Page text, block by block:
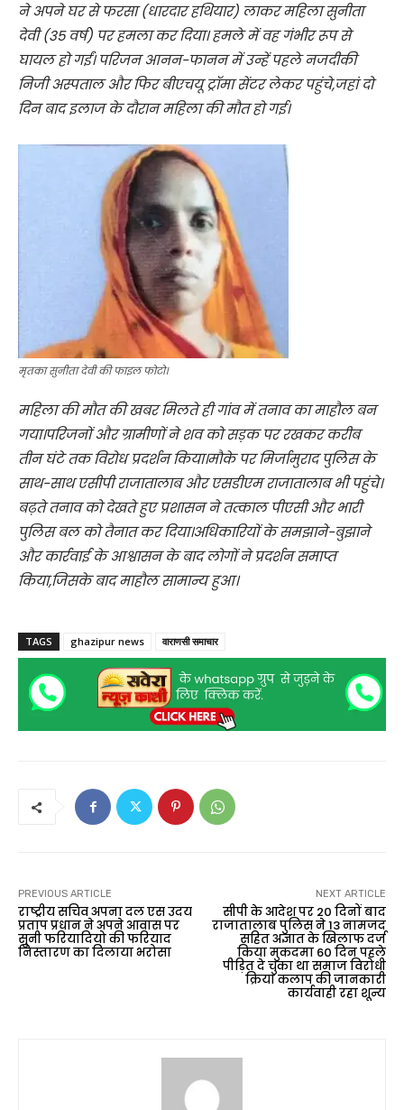
ने अपने घर से फरसा (धारदार हथियार) लाकर महिला सुनीता
देवी (35 वर्ष) पर हमला कर दिया। हमले में वह गंभीर रूप से
घायल हो गईं। परिजन आनन-फानन में उन्हें पहले नजदीकी
निजी अस्पताल और फिर बीएचयू ट्रॉमा सेंटर लेकर पहुंचे,जहां दो
दिन बाद इलाज के दौरान महिला की मौत हो गई।
मृतका सुनीता देवी की फाइल फोटो।
महिला की मौत की खबर मिलते ही गांव में तनाव का माहौल बन
गया।परिजनों और ग्रामीणों ने शव को सड़क पर रखकर करीब
तीन घंटे तक विरोध प्रदर्शन किया।मौके पर मिर्जामुराद पुलिस के
साथ-साथ एसीपी राजातालाब और एसडीएम राजातालाब भी पहुंचे।
बढ़ते तनाव को देखते हुए प्रशासन ने तत्काल पीएसी और भारी
पुलिस बल को तैनात कर दिया।अधिकारियों के समझाने-बुझाने
और कार्रवाई के आश्वासन के बाद लोगों ने प्रदर्शन समाप्त
किया,जिसके बाद माहौल सामान्य हुआ।
TAGS ghazipur news वाराणसी समाचार
PREVIOUS ARTICLE
राष्ट्रीय सचिव अपना दल एस उदय
प्रताप प्रधान ने अपने आवास पर
सुनी फरियादियो की फरियाद
निस्तारण का दिलाया भरोसा
NEXT ARTICLE
सीपी के आदेश पर 20 दिनों बाद
राजातालाब पुलिस ने 13 नामजद
सहित अज्ञात के खिलाफ दर्ज
किया मुकदमा 60 दिन पहले
पीड़ित दे चुका था समाज विरोधी
क्रिया कलाप की जानकारी
कार्यवाही रहा शून्य